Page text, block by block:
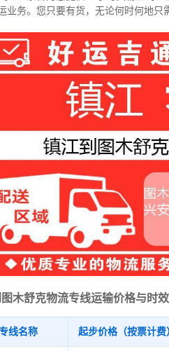
业务。 您只要有货，无论何时何地只
木舒克物流专线运输价格与时效
线名称 起步价格（按票计费